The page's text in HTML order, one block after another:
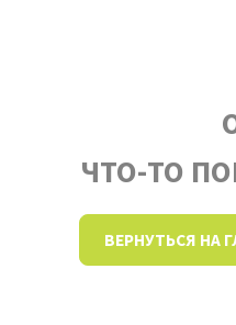
ЧТО-ТО
ВЕРНУТЬСЯ НА